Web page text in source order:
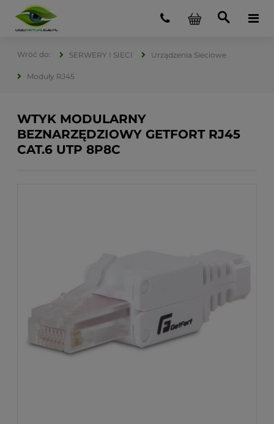
SERWERY I SIECI Urządzenia Sieciowe
Moduły RJ45
WTYK MODULARNY
BEZNARZĘDZIOWY GETFORT RJ45
CAT.6 UTP 8P8C